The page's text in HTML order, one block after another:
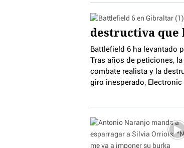
destructiva que
Battlefield 6 ha levantado
Tras años de peticiones,
combate realista y la
giro inesperado,